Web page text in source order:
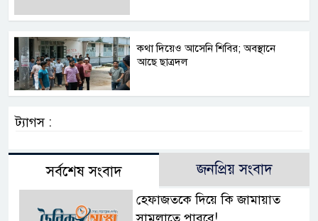
কথা দিয়েও আসেনি শিবির; অবস্থানে
আছে ছাত্রদল
ট্যাগস :
সর্বশেষ সংবাদ জনপ্রিয় সংবাদ
হেফাজতকে দিয়ে কি জামায়াত